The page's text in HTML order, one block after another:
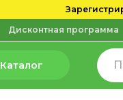
Дисконтная программа
Каталог